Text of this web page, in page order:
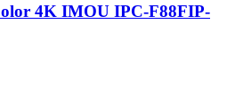
4K IMOU IPC-F88FIP-